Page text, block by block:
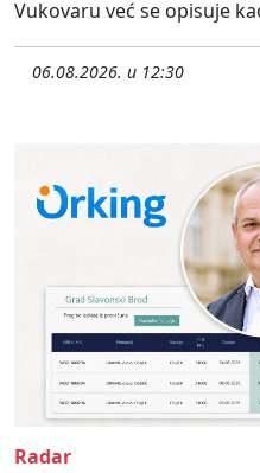
Vukovaru već se opisuje
06.08.2026. u 12:30
Radar